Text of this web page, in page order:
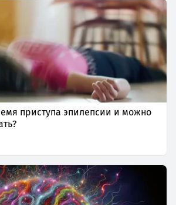
приступа эпилепсии и можно